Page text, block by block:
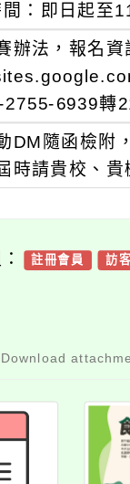
：即日起至
辦法，報名
6939轉
DM隨函檢附
時請貴校、貴
註冊會員 訪
Download